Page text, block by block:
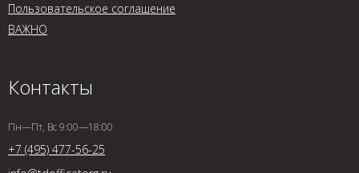
Пользовательское соглашение
ВАЖНО
Контакты
Пн—Пт, Вс 9:00—18:00
+7 (495) 477-56-25